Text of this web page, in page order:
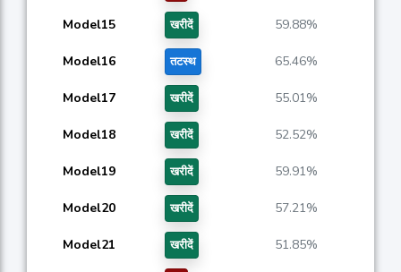
Model15 खरीदें 59.88%
Model16 तटस्थ 65.46%
Model17 खरीदें 55.01%
Model18 खरीदें 52.52%
Model19 खरीदें 59.91%
Model20 खरीदें 57.21%
Model21 खरीदें 51.85%